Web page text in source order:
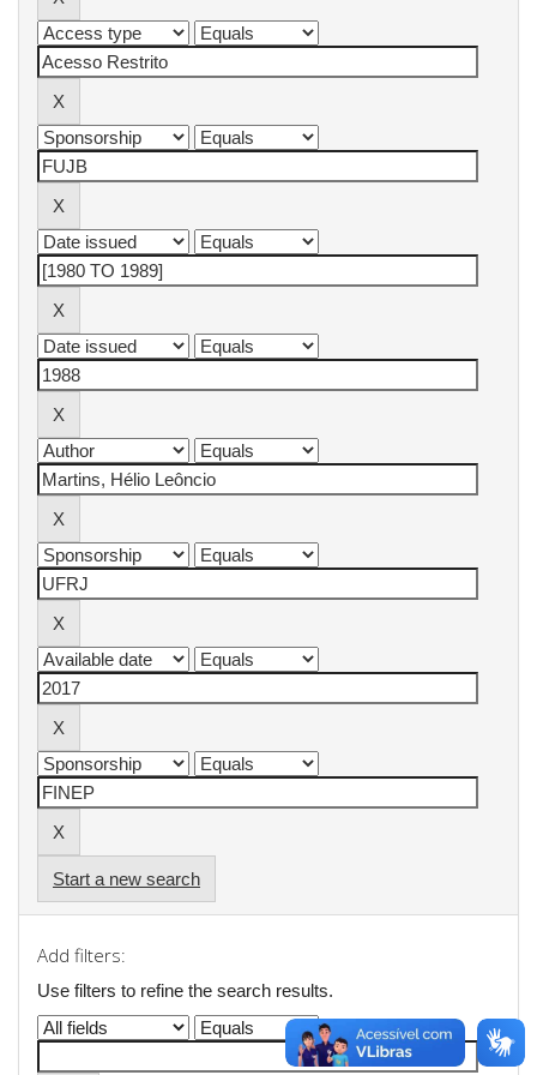
Start a new search
Add filters:
Use filters to refine the search results.